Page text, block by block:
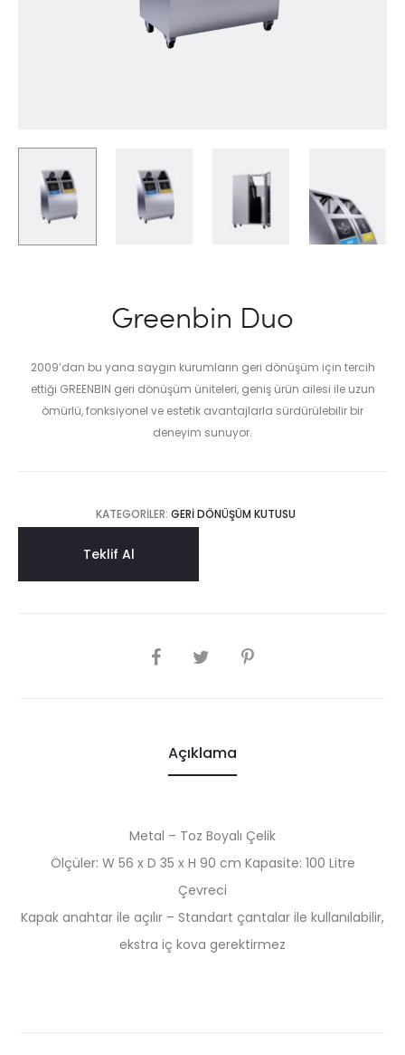
Greenbin Duo
2009’dan bu yana saygın kurumların geri dönüşüm için tercih
ettiği GREENBIN geri dönüşüm üniteleri, geniş ürün ailesi ile uzun
ömürlü, fonksiyonel ve estetik avantajlarla sürdürülebilir bir
deneyim sunuyor.
KATEGORILER: GERI DÖNÜŞÜM KUTUSU
Teklif Al
SHARE
Açıklama
Metal – Toz Boyalı Çelik
Ölçüler: W 56 x D 35 x H 90 cm Kapasite: 100 Litre
Çevreci
Kapak anahtar ile açılır – Standart çantalar ile kullanılabilir,
ekstra iç kova gerektirmez